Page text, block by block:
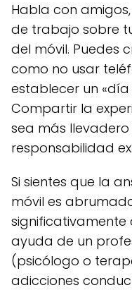
Habla con
de trabajo sobre
del móvil. Puedes
como no usar
establecer un
Compartir la
sea más
responsabilidad
Si sientes que la
móvil es
significativamente
ayuda de un
(psicólogo o
adicciones